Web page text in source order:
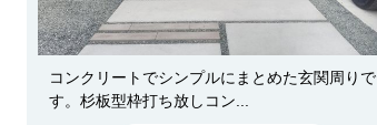
コンクリートでシンプルにまとめた玄関周りで
す。杉板型枠打ち放しコン...